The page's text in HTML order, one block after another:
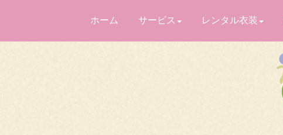
ホーム サービス レンタル衣装